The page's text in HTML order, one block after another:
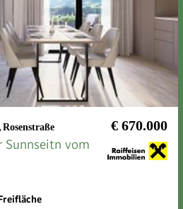
Rosenstraße € 670.000
Sunnseitn vom